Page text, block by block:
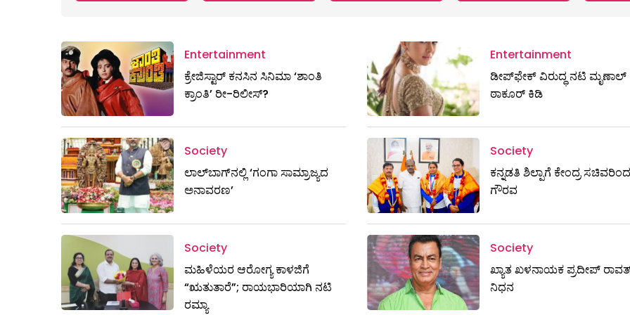
Entertainment
ಕ್ರೇಜಿಸ್ಟಾರ್ ಕನಸಿನ ಸಿನಿಮಾ ‘ಶಾಂತಿ
ಕ್ರಾಂತಿ’ ರೀ-ರಿಲೀಸ್?
Society
ಲಾಲ್‌ಬಾಗ್‌ನಲ್ಲಿ ‘ಗಂಗಾ ಸಾಮ್ರಾಜ್ಯದ
ಅನಾವರಣ’
Society
ಮಹಿಳೆಯರ ಆರೋಗ್ಯ ಕಾಳಜಿಗೆ
“ಋತುತಾರೆ”; ರಾಯಭಾರಿಯಾಗಿ ನಟಿ
ರಮ್ಯಾ
Entertainment
ಡೀಪ್‌ಫೇಕ್ ವಿರುದ್ಧ ನಟಿ ಮೃಣಾಲ್
ಠಾಕೂರ್ ಕಿಡಿ
Society
ಕನ್ನಡತಿ ಶಿಲ್ಪಾಗೆ ಕೇಂದ್ರ ಸಚಿವರಿಂದ
ಗೌರವ
Society
ಖ್ಯಾತ ಖಳನಾಯಕ ಪ್ರದೀಪ್
ನಿಧನ